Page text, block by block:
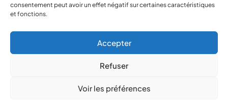
consentement peut avoir un effet négatif sur certaines caractéristiques
et fonctions.
Accepter
Refuser
Voir les préférences
Copyright 2024 © Pirlove. Tous droits réservés